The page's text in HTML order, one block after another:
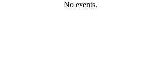
No events.